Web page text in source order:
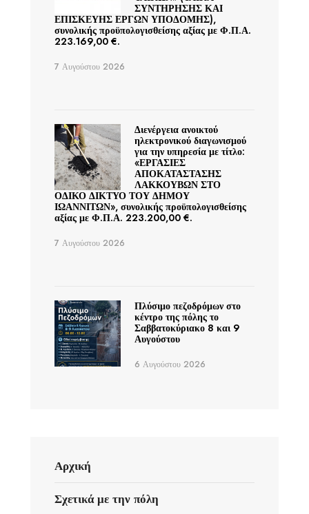
ΣΥΝΤΗΡΗΣΗΣ ΚΑΙ
ΕΠΙΣΚΕΥΗΣ ΕΡΓΩΝ ΥΠΟΔΟΜΗΣ),
συνολικής προϋπολογισθείσης αξίας με Φ.Π.Α.
223.169,00 €.
7 Αυγούστου 2026
Διενέργεια ανοικτού
ηλεκτρονικού διαγωνισμού
για την υπηρεσία με τίτλο:
«ΕΡΓΑΣΙΕΣ
ΑΠΟΚΑΤΑΣΤΑΣΗΣ
ΛΑΚΚΟΥΒΩΝ ΣΤΟ
ΟΔΙΚΟ ΔΙΚΤΥΟ ΤΟΥ ΔΗΜΟΥ
ΙΩΑΝΝΙΤΩΝ», συνολικής προϋπολογισθείσης
αξίας με Φ.Π.Α. 223.200,00 €.
7 Αυγούστου 2026
Πλύσιμο πεζοδρόμων στο
κέντρο της πόλης το
Σαββατοκύριακο 8 και 9
Αυγούστου
6 Αυγούστου 2026
Αρχική
Σχετικά με την πόλη